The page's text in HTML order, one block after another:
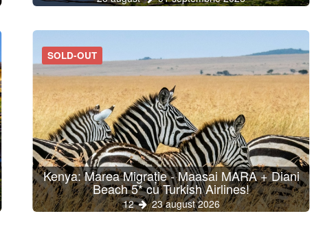
SOLD-OUT
Kenya: Marea Migrație - Maasai MARA + Diani
Beach 5* cu Turkish Airlines!
12 23 august 2026